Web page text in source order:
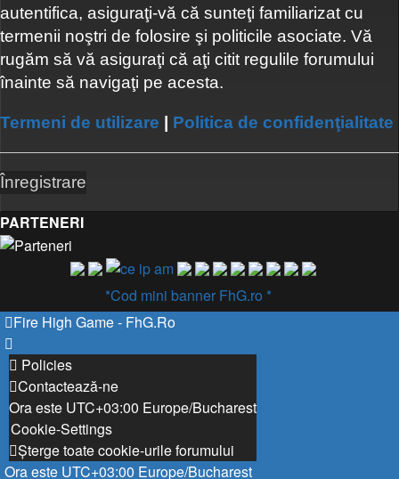
autentifica, asiguraţi-vă că sunteţi familiarizat cu
termenii noştri de folosire şi politicile asociate. Vă
rugăm să vă asiguraţi că aţi citit regulile forumului
înainte să navigaţi pe acesta.
Termeni de utilizare Politica de confidenţialitate
Înregistrare
PARTENERI
*Cod mini banner FhG.ro *
Fire High Game - FhG.Ro
Policies
Contactează-ne
Ora este UTC+03:00 Europe/Bucharest
Cookie-Settings
Şterge toate cookie-urile forumului
Ora este UTC+03:00 Europe/Bucharest